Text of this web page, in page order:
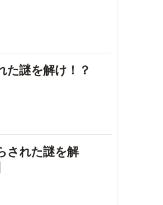
た謎を解け！？
された謎を解